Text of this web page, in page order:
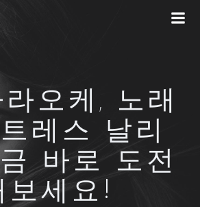
오케, 노래
레스 날리
바로 도전
보세요!